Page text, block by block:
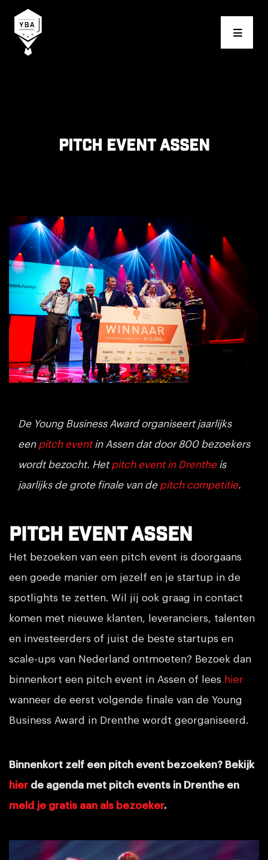
Young Business Award
Pitch event Assen
De Young Business Award organiseert jaarlijks
een pitch eventin Assen dat door 800 bezoekers
wordt bezocht. Hetpitch event in Drentheis
jaarlijks de grote finale van de pitch competitie.
Pitch event Assen
Het bezoeken van een pitch event is doorgaans
een goede manier om jezelf en je startup in de
spotlights te zetten. Wil jij ook graag in contact
komen met nieuwe klanten, leveranciers, talenten
en investeerders of juist de beste startups en
scale-ups van Nederland ontmoeten? Bezoek dan
binnenkort een pitch event in Assen of lees hier
wanneer de eerst volgende finale van de Young
Business Award in Drenthe wordt georganiseerd.
Binnenkort zelf een pitch event bezoeken? Bekijk
hier de agenda met pitch events in Drenthe en
meld je gratis aan als bezoeker.